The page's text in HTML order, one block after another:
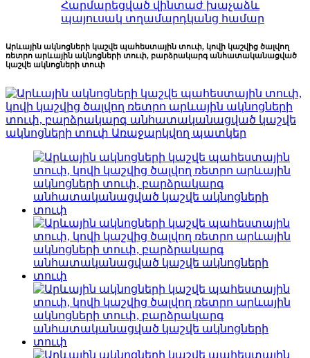
Հարմարեցված վինտաժ խաչաձև
պայուսակ տղամարդկանց համար
Արևային ակնոցների կաշվե պահեստային տուփ, կովի կաշվից ծալվող
ռետրո արևային ակնոցների տուփ, բարձրակարգ անհատականացված
կաշվե ակնոցների տուփ